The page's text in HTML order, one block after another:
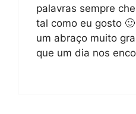
palavras sempre
tal como eu gosto 🙂
um abraço muito
que um dia nos